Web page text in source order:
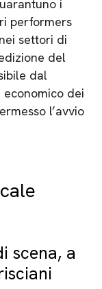
i
performers
settori di
del
dal
dei
l’avvio
scena, a